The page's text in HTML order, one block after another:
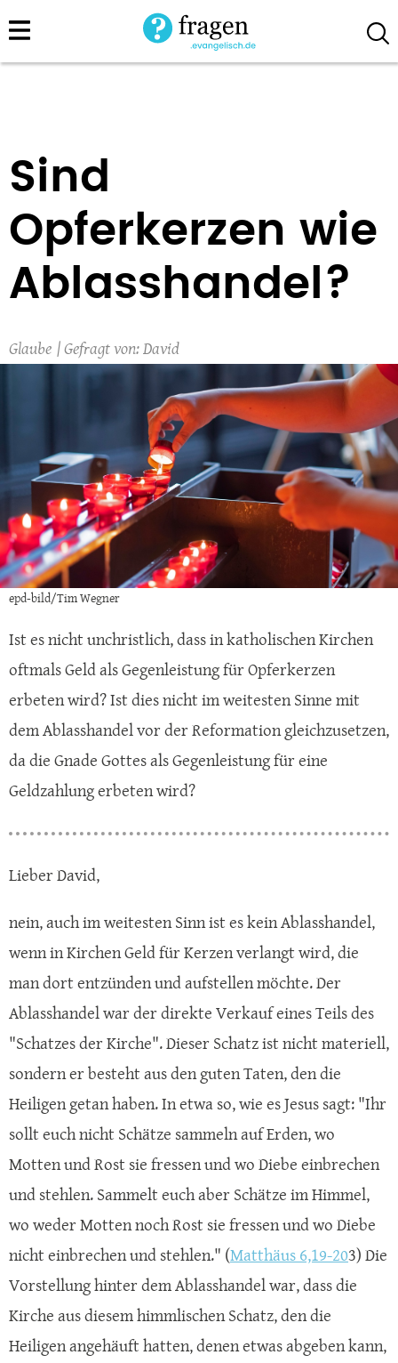
Direkt
zum
Sind
Opferkerzen wie
Ablasshandel?
Glaube David
epd-bild/Tim Wegner
Ist es nicht unchristlich, dass in katholischen Kirchen
oftmals Geld als Gegenleistung für Opferkerzen
erbeten wird? Ist dies nicht im weitesten Sinne mit
dem Ablasshandel vor der Reformation gleichzusetzen,
da die Gnade Gottes als Gegenleistung für eine
Geldzahlung erbeten wird?
Lieber David,
nein, auch im weitesten Sinn ist es kein Ablasshandel,
wenn in Kirchen Geld für Kerzen verlangt wird, die
man dort entzünden und aufstellen möchte. Der
Ablasshandel war der direkte Verkauf eines Teils des
"Schatzes der Kirche". Dieser Schatz ist nicht materiell,
sondern er besteht aus den guten Taten, den die
Heiligen getan haben. In etwa so, wie es Jesus sagt: "Ihr
sollt euch nicht Schätze sammeln auf Erden, wo
Motten und Rost sie fressen und wo Diebe einbrechen
und stehlen. Sammelt euch aber Schätze im Himmel,
wo weder Motten noch Rost sie fressen und wo Diebe
nicht einbrechen und stehlen." (Matthäus 6,19-203) Die
Vorstellung hinter dem Ablasshandel war, dass die
Kirche aus diesem himmlischen Schatz, den die
Heiligen angehäuft hatten, denen etwas abgeben kann,